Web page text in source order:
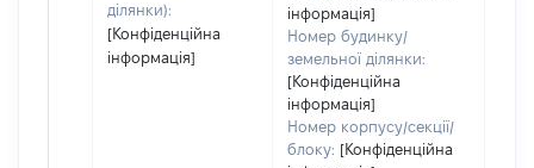
ділянки):
[Конфіденційна
інформація]
інформація]
Номер будинку/
земельної ділянки:
[Конфіденційна
інформація]
Номер корпусу/секції/
блоку: [Конфіденційна